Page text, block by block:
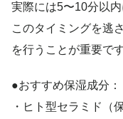
実際には5〜10分以
このタイミングを逃
を行うことが重要です
●おすすめ保湿成分：
・ヒト型セラミド（